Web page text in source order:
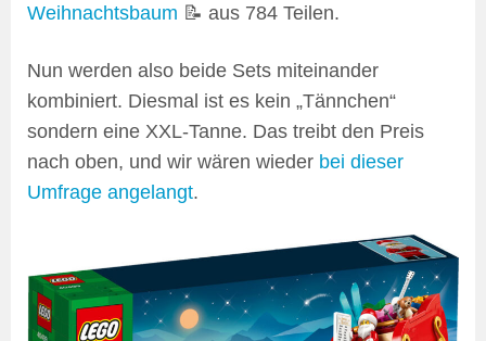
Weihnachtsbaum 📝 aus 784 Teilen.
Nun werden also beide Sets miteinander
kombiniert. Diesmal ist es kein „Tännchen“
sondern eine XXL-Tanne. Das treibt den Preis
nach oben, und wir wären wieder bei dieser
Umfrage angelangt.